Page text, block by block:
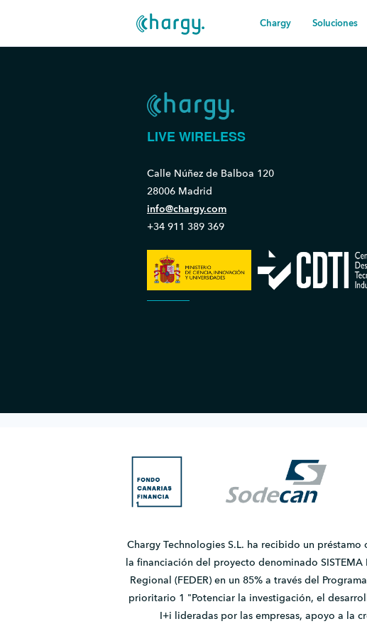
Chargy Soluciones
LIVE WIRELESS
Calle Núñez de Balboa 120
28006 Madrid
info@chargy.com
+34 911 389 369
Chargy Technologies S.L. ha recibido un
la financiación del proyecto denominado SISTEMA
Regional (FEDER) en un 85% a través del
prioritario 1 "Potenciar la investigación, el
I+i lideradas por las empresas, apoyo a la